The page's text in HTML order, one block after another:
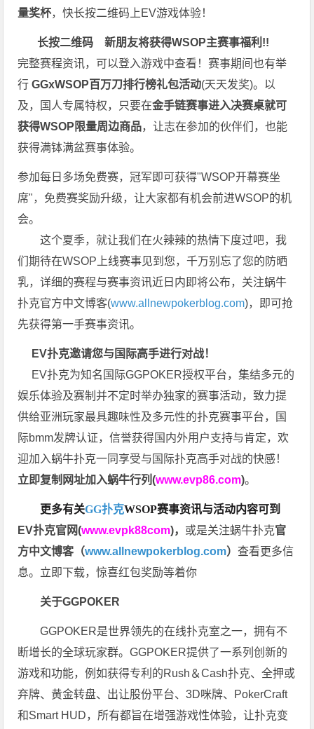
量奖杯，快长按二维码上EV游戏体验！
长按二维码新朋友将获得WSOP主赛事福利!!
完整赛程资讯，可以登入游戏中查看！赛事期间也有举
行 GGxWSOP百万刀排行榜礼包活动(天天发奖)。以
及，国人专属特权，只要在金手链赛事进入决赛桌就可
获得WSOP限量周边商品，让志在参加的伙伴们，也能
获得满钵满盆赛事体验。
参加每日多场免费赛，冠军即可获得"WSOP开幕赛坐
席"，免费赛奖励升级，让大家都有机会前进WSOP的机
会。
这个夏季，就让我们在火辣辣的热情下度过吧，我
们期待在WSOP上线赛事见到您，千万别忘了您的防晒
乳，详细的赛程与赛事资讯近日内即将公布，关注蜗牛
扑克官方中文博客(www.allnewpokerblog.com)，即可抢
先获得第一手赛事资讯。
EV扑克邀请您与国际高手进行对战！
EV扑克为知名国际GGPOKER授权平台，集结多元的
娱乐体验及赛制并不定时举办独家的赛事活动，致力提
供给亚洲玩家最具趣味性及多元性的扑克赛事平台，国
际bmm发牌认证，信誉获得国内外用户支持与肯定，欢
迎加入蜗牛扑克一同享受与国际扑克高手对战的快感！
立即复制网址加入蜗牛行列(www.evp86.com)。
更多有关GG扑克WSOP赛事资讯与活动内容可到
EV扑克官网(www.evpk88com)， 或是关注蜗牛扑克官
方中文博客（www.allnewpokerblog.com）查看更多信
息。立即下载，惊喜红包奖励等着你
关于GGPOKER
GGPOKER是世界领先的在线扑克室之一，拥有不
断增长的全球玩家群。GGPOKER提供了一系列创新的
游戏和功能，例如获得专利的Rush＆Cash扑克、全押或
弃牌、黄金转盘、出让股份平台、3D咪牌、PokerCraft
和Smart HUD，所有都旨在增强游戏性体验，让扑克变